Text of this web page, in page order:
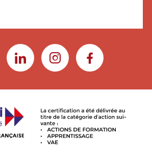
LINKEDININSTAGRAMFACEBOOK